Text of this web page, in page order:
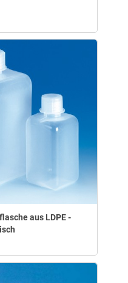
aus LDPE -